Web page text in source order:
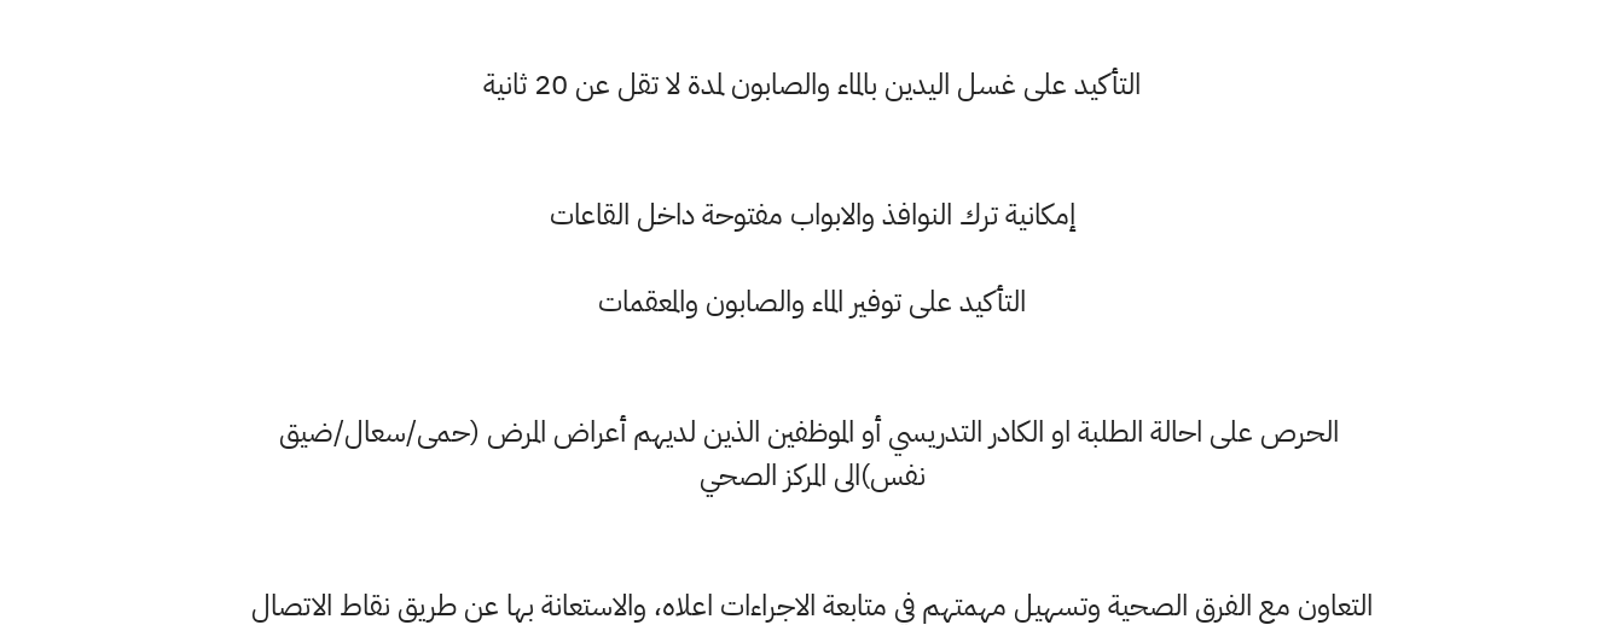
التأكيد على غسل اليدين بالماء والصابون لمدة لا تقل عن 20 ثانية
إمكانية ترك النوافذ والابواب مفتوحة داخل القاعات
التأكيد على توفير الماء والصابون والمعقمات
الحرص على احالة الطلبة او الكادر التدريسي أو الموظفين الذين لديهم أعراض المرض (حمى/سعال/ضيق
نفس)الى المركز الصحي
التعاون مع الفرق الصحية وتسهيل مهمتهم في متابعة الاجراءات اعلاه، والاستعانة بها عن طريق نقاط الاتصال